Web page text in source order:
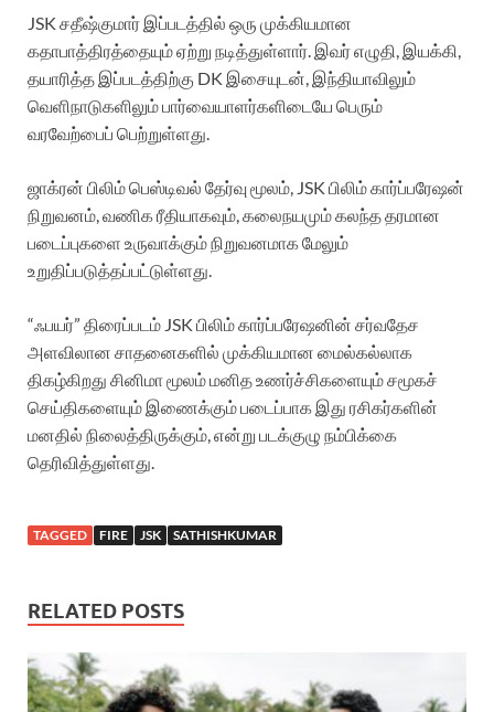
JSK சதீஷ்குமார் இப்படத்தில் ஒரு முக்கியமான
கதாபாத்திரத்தையும் ஏற்று நடித்துள்ளார். இவர் எழுதி, இயக்கி,
தயாரித்த இப்படத்திற்கு DK இசையுடன், இந்தியாவிலும்
வெளிநாடுகளிலும் பார்வையாளர்களிடையே பெரும்
வரவேற்பைப் பெற்றுள்ளது.
ஜாக்ரன் பிலிம் பெஸ்டிவல் தேர்வு மூலம், JSK பிலிம் கார்ப்பரேஷன்
நிறுவனம், வணிக ரீதியாகவும், கலைநயமும் கலந்த தரமான
படைப்புகளை உருவாக்கும் நிறுவனமாக மேலும்
உறுதிப்படுத்தப்பட்டுள்ளது.
“ஃபயர்” திரைப்படம் JSK பிலிம் கார்ப்பரேஷனின் சர்வதேச
அளவிலான சாதனைகளில் முக்கியமான மைல்கல்லாக
திகழ்கிறது சினிமா மூலம் மனித உணர்ச்சிகளையும் சமூகச்
செய்திகளையும் இணைக்கும் படைப்பாக இது ரசிகர்களின்
மனதில் நிலைத்திருக்கும், என்று படக்குழு நம்பிக்கை
தெரிவித்துள்ளது.
TAGGED FIRE JSK SATHISHKUMAR
RELATED POSTS